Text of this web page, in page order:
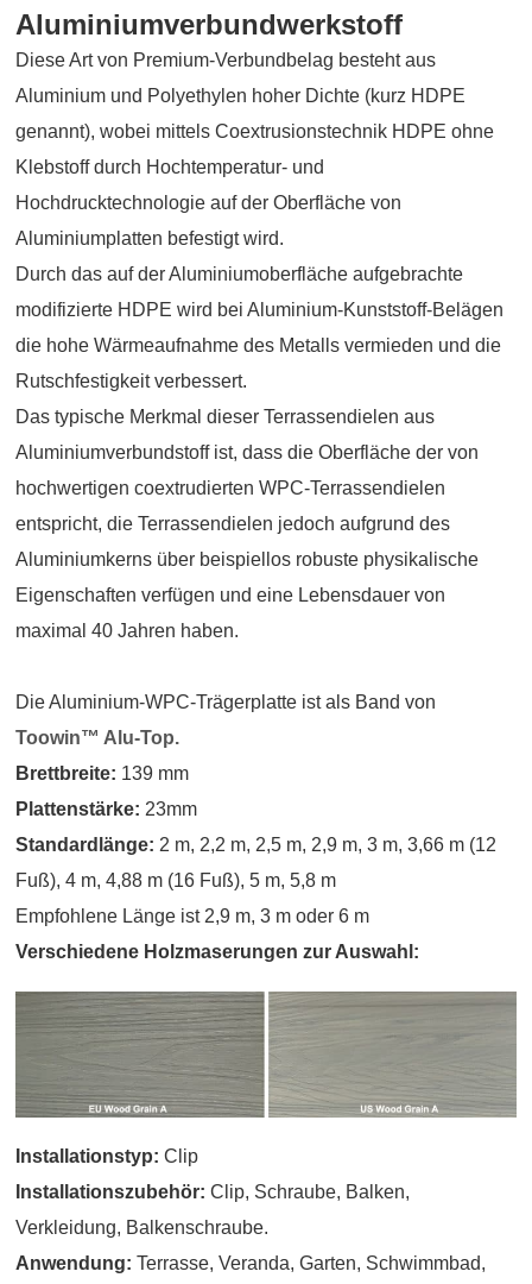
Aluminiumverbundwerkstoff
Diese Art von Premium-Verbundbelag besteht aus
Aluminium und Polyethylen hoher Dichte (kurz HDPE
genannt), wobei mittels Coextrusionstechnik HDPE ohne
Klebstoff durch Hochtemperatur- und
Hochdrucktechnologie auf der Oberfläche von
Aluminiumplatten befestigt wird.
Durch das auf der Aluminiumoberfläche aufgebrachte
modifizierte HDPE wird bei Aluminium-Kunststoff-Belägen
die hohe Wärmeaufnahme des Metalls vermieden und die
Rutschfestigkeit verbessert.
Das typische Merkmal dieser Terrassendielen aus
Aluminiumverbundstoff ist, dass die Oberfläche der von
hochwertigen coextrudierten WPC-Terrassendielen
entspricht, die Terrassendielen jedoch aufgrund des
Aluminiumkerns über beispiellos robuste physikalische
Eigenschaften verfügen und eine Lebensdauer von
maximal 40 Jahren haben.
Die Aluminium-WPC-Trägerplatte ist als Band von
Toowin™ Alu-Top.
Brettbreite: 139 mm
Plattenstärke: 23mm
Standardlänge: 2 m, 2,2 m, 2,5 m, 2,9 m, 3 m, 3,66 m (12
Fuß), 4 m, 4,88 m (16 Fuß), 5 m, 5,8 m
Empfohlene Länge ist 2,9 m, 3 m oder 6 m
Verschiedene Holzmaserungen zur Auswahl:
Installationstyp: Clip
Installationszubehör: Clip, Schraube, Balken,
Verkleidung, Balkenschraube.
Anwendung:Terrasse, Veranda, Garten, Schwimmbad,